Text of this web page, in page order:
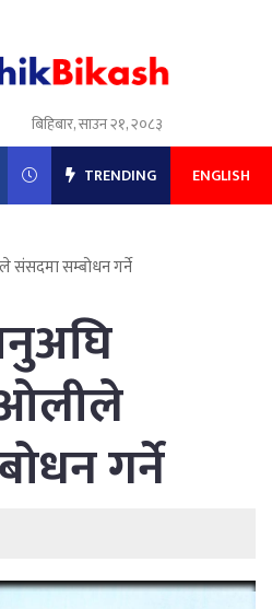
बिहिबार, साउन २१, २०८३
TRENDING ENGLISH
संसदमा सम्बोधन गर्ने
ओलीले
गर्ने